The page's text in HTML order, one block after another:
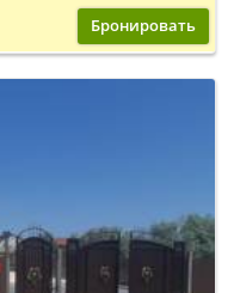
Бронировать